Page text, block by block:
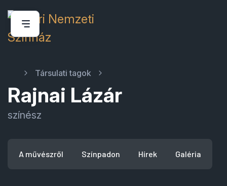
Társulati tagok
Rajnai Lázár
színész
A művészről Színpadon Hírek Galéria